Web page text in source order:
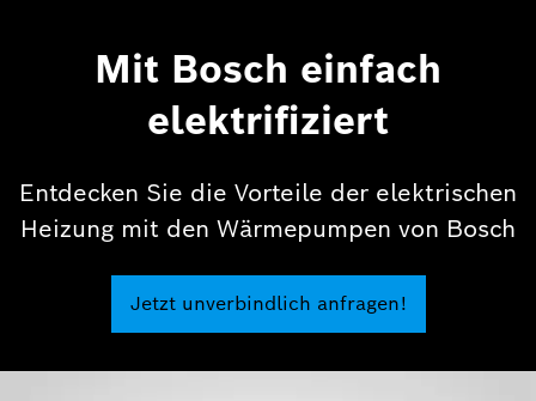
Mit Bosch einfach
elektrifiziert
Entdecken Sie die Vorteile der elektrischen
Heizung mit den Wärmepumpen von Bosch
Jetzt unverbindlich anfragen!